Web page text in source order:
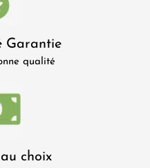
Garantie
qualité
choix